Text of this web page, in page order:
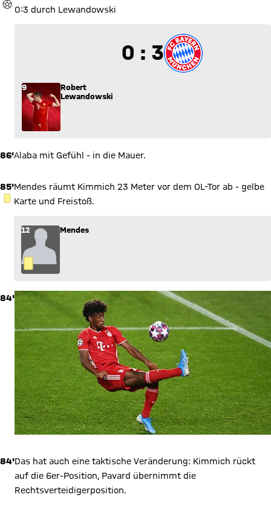
TOR0:3 durch Lewandowski
0 zu 3
0 : 3
9
Robert
Lewandowski
86'Alaba mit Gefühl - in die Mauer.
85'
GELBE KARTE
Mendes räumt Kimmich 23 Meter vor dem OL-Tor ab - gelbe
Karte und Freistoß.
12 Mendes
84'
84'Das hat auch eine taktische Veränderung: Kimmich rückt
auf die 6er-Position, Pavard übernimmt die
Rechtsverteidigerposition.